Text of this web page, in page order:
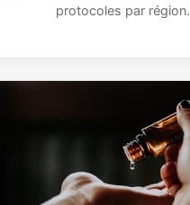
protocoles par région.